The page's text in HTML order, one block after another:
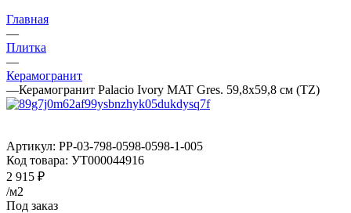
Главная
—
Плитка
—
Керамогранит
—Керамогранит Palacio Ivory MAT Gres. 59,8x59,8 см (TZ)
Артикул: PP-03-798-0598-0598-1-005
Код товара: УТ000044916
2 915 ₽
/м2
Под заказ